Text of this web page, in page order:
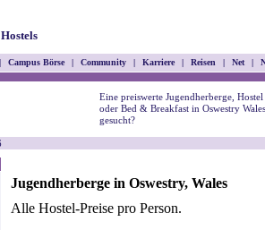
| Campus Börse | Community | Karriere | Reisen | Net |
Eine preiswerte Jugendherberge, Hostel
oder Bed & Breakfast in Oswestry Wales
gesucht?
Jugendherberge in Oswestry, Wales
Alle Hostel-Preise pro Person.